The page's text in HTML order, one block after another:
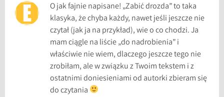
O jak fajnie napisane! „Zabić drozda” to taka
klasyka, że chyba każdy, nawet jeśli jeszcze nie
czytał (jak ja na przykład), wie o co chodzi. Ja
mam ciągle na liście „do nadrobienia” i
właściwie nie wiem, dlaczego jeszcze tego nie
zrobiłam, ale w związku z Twoim tekstem i z
ostatnimi doniesieniami od autorki zbieram się
do czytania